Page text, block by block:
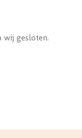
wij gesloten.